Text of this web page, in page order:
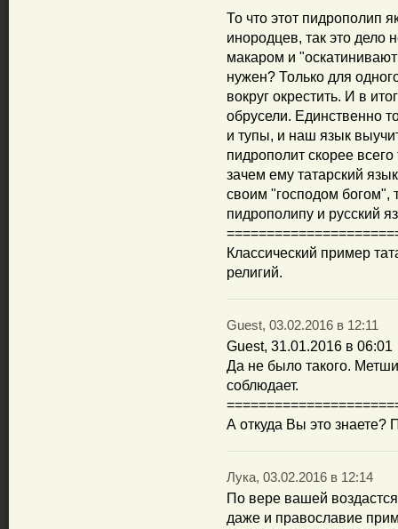
То что этот пидрополип
инородцев, так это
макаром и
нужен? Только для
вокруг окрестить. И в
обрусели. Единственно
и тупы, и наш язык
пидрополит скорее всего
зачем ему татарский
своим "господом богом",
пидрополипу и русский
Классический пример
религий.
Guest, 03.02.2016 в 12:11
Guest, 31.01.2016 в 06:01
Да не было такого.
соблюдает.
А откуда Вы это знаете?
Лука, 03.02.2016 в 12:14
По вере вашей
даже и православие